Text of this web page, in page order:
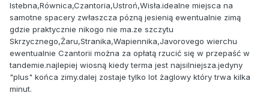
Istebna,Równica,Czantoria,Ustroń,Wisła.idealne miejsca na
samotne spacery zwłaszcza pózną jesienią ewentualnie zimą
gdzie praktycznie nikogo nie ma.ze szczytu
Skrzycznego,Żaru,Stranika,Wapiennika,Javorovego wierchu
ewentualnie Czantorii można za opłatą rzucić się w przepaść w
tandemie.najlepiej wiosną kiedy terma jest najsilniejsza.jedyny
"plus" końca zimy.dalej zostaje tylko lot żaglowy który trwa kilka
minut.